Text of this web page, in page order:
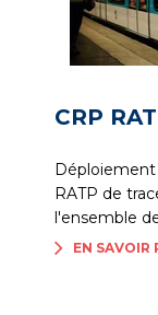
CRP
RATP de
l'ensemble
EN SAVOIR